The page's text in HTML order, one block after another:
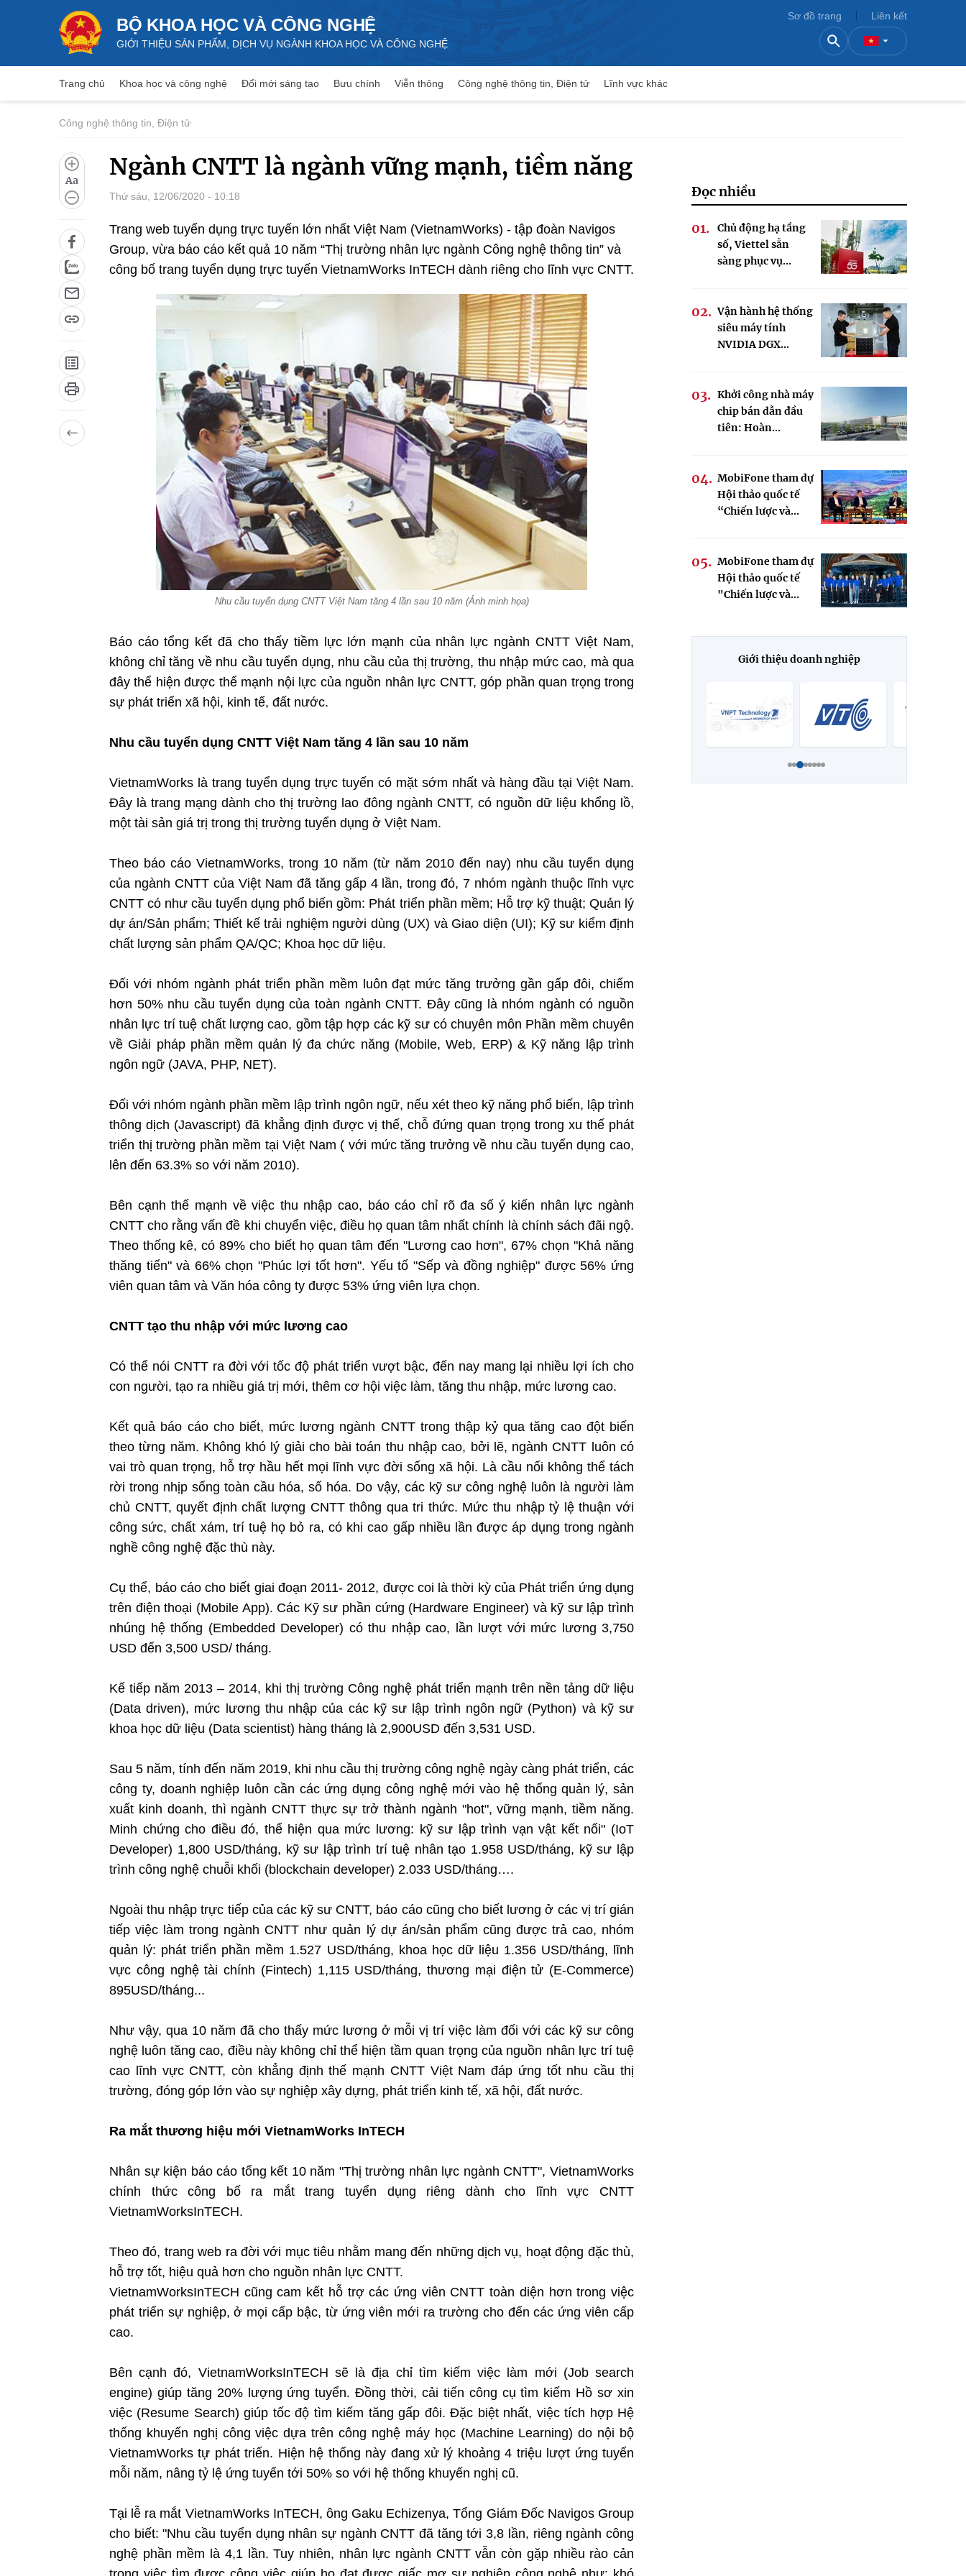
BỘ KHOA HỌC VÀ CÔNG NGHỆ
GIỚI THIỆU SẢN PHẨM, DỊCH VỤ NGÀNH KHOA HỌC VÀ CÔNG NGHỆ
Sơ đồ trang Liên kết
Trang chủ Khoa học và công nghệ Đổi mới sáng tạo Bưu chính Viễn thông Công nghệ thông tin, Điện tử Lĩnh vực khác
Công nghệ thông tin, Điện tử
Aa Ngành CNTT là ngành vững mạnh, tiềm năng
Thứ sáu, 12/06/2020 - 10:18
Trang web tuyển dụng trực tuyến lớn nhất Việt Nam (VietnamWorks) - tập đoàn Navigos
Group, vừa báo cáo kết quả 10 năm “Thị trường nhân lực ngành Công nghệ thông tin” và
công bố trang tuyển dụng trực tuyến VietnamWorks InTECH dành riêng cho lĩnh vực CNTT.
Nhu cầu tuyển dụng CNTT Việt Nam tăng 4 lần sau 10 năm (Ảnh minh họa)
Báo cáo tổng kết đã cho thấy tiềm lực lớn mạnh của nhân lực ngành CNTT Việt Nam,
không chỉ tăng về nhu cầu tuyển dụng, nhu cầu của thị trường, thu nhập mức cao, mà qua
đây thể hiện được thế mạnh nội lực của nguồn nhân lực CNTT, góp phần quan trọng trong
sự phát triển xã hội, kinh tế, đất nước.
Nhu cầu tuyển dụng CNTT Việt Nam tăng 4 lần sau 10 năm
VietnamWorks là trang tuyển dụng trực tuyến có mặt sớm nhất và hàng đầu tại Việt Nam.
Đây là trang mạng dành cho thị trường lao đông ngành CNTT, có nguồn dữ liệu khổng lồ,
một tài sản giá trị trong thị trường tuyển dụng ở Việt Nam.
Theo báo cáo VietnamWorks, trong 10 năm (từ năm 2010 đến nay) nhu cầu tuyển dụng
của ngành CNTT của Việt Nam đã tăng gấp 4 lần, trong đó, 7 nhóm ngành thuộc lĩnh vực
CNTT có như cầu tuyển dụng phổ biến gồm: Phát triển phần mềm; Hỗ trợ kỹ thuật; Quản lý
dự án/Sản phẩm; Thiết kế trải nghiệm người dùng (UX) và Giao diện (UI); Kỹ sư kiểm định
chất lượng sản phẩm QA/QC; Khoa học dữ liệu.
Đối với nhóm ngành phát triển phần mềm luôn đạt mức tăng trưởng gần gấp đôi, chiếm
hơn 50% nhu cầu tuyển dụng của toàn ngành CNTT. Đây cũng là nhóm ngành có nguồn
nhân lực trí tuệ chất lượng cao, gồm tập hợp các kỹ sư có chuyên môn Phần mềm chuyên
về Giải pháp phần mềm quản lý đa chức năng (Mobile, Web, ERP) & Kỹ năng lập trình
ngôn ngữ (JAVA, PHP, NET).
Đối với nhóm ngành phần mềm lập trình ngôn ngữ, nếu xét theo kỹ năng phổ biến, lập trình
thông dịch (Javascript) đã khẳng định được vị thế, chỗ đứng quan trọng trong xu thế phát
triển thị trường phần mềm tại Việt Nam ( với mức tăng trưởng về nhu cầu tuyển dụng cao,
lên đến 63.3% so với năm 2010).
Bên cạnh thế mạnh về việc thu nhập cao, báo cáo chỉ rõ đa số ý kiến nhân lực ngành
CNTT cho rằng vấn đề khi chuyển việc, điều họ quan tâm nhất chính là chính sách đãi ngộ.
Theo thống kê, có 89% cho biết họ quan tâm đến "Lương cao hơn", 67% chọn "Khả năng
thăng tiến" và 66% chọn "Phúc lợi tốt hơn". Yếu tố "Sếp và đồng nghiệp" được 56% ứng
viên quan tâm và Văn hóa công ty được 53% ứng viên lựa chọn.
CNTT tạo thu nhập với mức lương cao
Có thể nói CNTT ra đời với tốc độ phát triển vượt bậc, đến nay mang lại nhiều lợi ích cho
con người, tạo ra nhiều giá trị mới, thêm cơ hội việc làm, tăng thu nhập, mức lương cao.
Kết quả báo cáo cho biết, mức lương ngành CNTT trong thập kỷ qua tăng cao đột biến
theo từng năm. Không khó lý giải cho bài toán thu nhập cao, bởi lẽ, ngành CNTT luôn có
vai trò quan trọng, hỗ trợ hầu hết mọi lĩnh vực đời sống xã hội. Là cầu nối không thể tách
rời trong nhịp sống toàn cầu hóa, số hóa. Do vậy, các kỹ sư công nghệ luôn là người làm
chủ CNTT, quyết định chất lượng CNTT thông qua tri thức. Mức thu nhập tỷ lệ thuận với
công sức, chất xám, trí tuệ họ bỏ ra, có khi cao gấp nhiều lần được áp dụng trong ngành
nghề công nghệ đặc thù này.
Cụ thể, báo cáo cho biết giai đoạn 2011- 2012, được coi là thời kỳ của Phát triển ứng dụng
trên điện thoại (Mobile App). Các Kỹ sư phần cứng (Hardware Engineer) và kỹ sư lập trình
nhúng hệ thống (Embedded Developer) có thu nhập cao, lần lượt với mức lương 3,750
USD đến 3,500 USD/ tháng.
Kế tiếp năm 2013 – 2014, khi thị trường Công nghệ phát triển mạnh trên nền tảng dữ liệu
(Data driven), mức lương thu nhập của các kỹ sư lập trình ngôn ngữ (Python) và kỹ sư
khoa học dữ liệu (Data scientist) hàng tháng là 2,900USD đến 3,531 USD.
Sau 5 năm, tính đến năm 2019, khi nhu cầu thị trường công nghệ ngày càng phát triển, các
công ty, doanh nghiệp luôn cần các ứng dụng công nghệ mới vào hệ thống quản lý, sản
xuất kinh doanh, thì ngành CNTT thực sự trở thành ngành "hot", vững mạnh, tiềm năng.
Minh chứng cho điều đó, thể hiện qua mức lương: kỹ sư lập trình vạn vật kết nối" (IoT
Developer) 1,800 USD/tháng, kỹ sư lập trình trí tuệ nhân tạo 1.958 USD/tháng, kỹ sư lập
trình công nghệ chuỗi khối (blockchain developer) 2.033 USD/tháng….
Ngoài thu nhập trực tiếp của các kỹ sư CNTT, báo cáo cũng cho biết lương ở các vị trí gián
tiếp việc làm trong ngành CNTT như quản lý dự án/sản phẩm cũng được trả cao, nhóm
quản lý: phát triển phần mềm 1.527 USD/tháng, khoa học dữ liệu 1.356 USD/tháng, lĩnh
vực công nghệ tài chính (Fintech) 1,115 USD/tháng, thương mại điện tử (E-Commerce)
895USD/tháng...
Như vậy, qua 10 năm đã cho thấy mức lương ở mỗi vị trí việc làm đối với các kỹ sư công
nghệ luôn tăng cao, điều này không chỉ thể hiện tầm quan trọng của nguồn nhân lực trí tuệ
cao lĩnh vực CNTT, còn khẳng định thế mạnh CNTT Việt Nam đáp ứng tốt nhu cầu thị
trường, đóng góp lớn vào sự nghiệp xây dựng, phát triển kinh tế, xã hội, đất nước.
Ra mắt thương hiệu mới VietnamWorks InTECH
Nhân sự kiện báo cáo tổng kết 10 năm "Thị trường nhân lực ngành CNTT", VietnamWorks
chính thức công bố ra mắt trang tuyển dụng riêng dành cho lĩnh vực CNTT
VietnamWorksInTECH.
Theo đó, trang web ra đời với mục tiêu nhằm mang đến những dịch vụ, hoạt động đặc thù,
hỗ trợ tốt, hiệu quả hơn cho nguồn nhân lực CNTT.
VietnamWorksInTECH cũng cam kết hỗ trợ các ứng viên CNTT toàn diện hơn trong việc
phát triển sự nghiệp, ở mọi cấp bậc, từ ứng viên mới ra trường cho đến các ứng viên cấp
cao.
Bên cạnh đó, VietnamWorksInTECH sẽ là địa chỉ tìm kiếm việc làm mới (Job search
engine) giúp tăng 20% lượng ứng tuyển. Đồng thời, cải tiến công cụ tìm kiếm Hồ sơ xin
việc (Resume Search) giúp tốc độ tìm kiếm tăng gấp đôi. Đặc biệt nhất, việc tích hợp Hệ
thống khuyến nghị công việc dựa trên công nghệ máy học (Machine Learning) do nội bộ
VietnamWorks tự phát triển. Hiện hệ thống này đang xử lý khoảng 4 triệu lượt ứng tuyển
mỗi năm, nâng tỷ lệ ứng tuyển tới 50% so với hệ thống khuyến nghị cũ.
Tại lễ ra mắt VietnamWorks InTECH, ông Gaku Echizenya, Tổng Giám Đốc Navigos Group
cho biết: "Nhu cầu tuyển dụng nhân sự ngành CNTT đã tăng tới 3,8 lần, riêng ngành công
nghệ phần mềm là 4,1 lần. Tuy nhiên, nhân lực ngành CNTT vẫn còn gặp nhiều rào cản
Đọc nhiều
Chủ động hạ tầng
số, Viettel sẵn
sàng phục vụ...
Vận hành hệ thống
siêu máy tính
NVIDIA DGX...
Khởi công nhà máy
chip bán dẫn đầu
tiên: Hoàn...
MobiFone tham dự
Hội thảo quốc tế
“Chiến lược và...
MobiFone tham dự
Hội thảo quốc tế
"Chiến lược và...
Giới thiệu doanh nghiệp